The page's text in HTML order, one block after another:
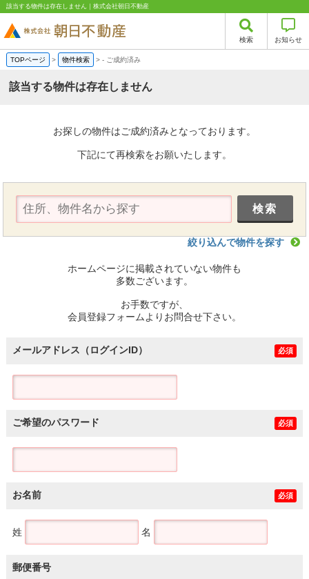
該当する物件は存在しません｜株式会社朝日不動産
検索 お知らせ
TOPページ > 物件検索 >- ご成約済み
該当する物件は存在しません
お探しの物件はご成約済みとなっております。
下記にて再検索をお願いたします。
絞り込んで物件を探す
ホームページに掲載されていない物件も
多数ございます。
お手数ですが、
会員登録フォームよりお問合せ下さい。
メールアドレス（ログインID） 必須
ご希望のパスワード 必須
お名前 必須
姓 名
郵便番号